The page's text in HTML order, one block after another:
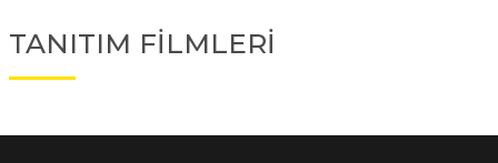
TANITIM FİLMLERİ